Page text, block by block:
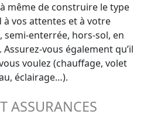
même de construire le type
vos attentes et à votre
enterrée, hors-sol, en
vous également qu’il
voulez (chauffage, volet
éclairage…).
ASSURANCES